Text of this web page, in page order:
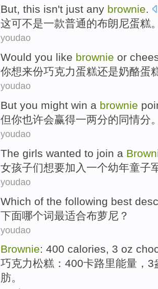
But, this isn't just any brownie.
这可不是一款普通的布朗尼蛋糕
youdao
Would you like brownie or
你想来份巧克力蛋糕还是奶酪蛋
youdao
But you might win a brownie
但你也许会赢得一两分的同情分
youdao
The girls wanted to join a
女孩子们想要加入 一个幼年童子
youdao
Which of the following best
下面哪个词最适合布萝尼？
youdao
Brownie: 400 calories, 3 oz
巧克力松糕 ：400卡路里能量 ， 3
肪。